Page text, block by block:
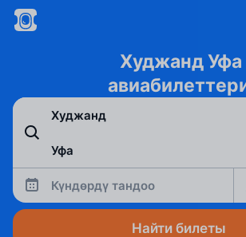
Худжанд Уфа
Күндөрдү тандоо
Найти билеты